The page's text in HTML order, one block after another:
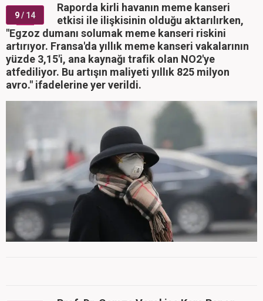
9/ 14
Raporda kirli havanın meme kanseri
etkisi ile ilişkisinin olduğu aktarılırken,
"Egzoz dumanı solumak meme kanseri riskini
artırıyor. Fransa'da yıllık meme kanseri vakalarının
yüzde 3,15'i, ana kaynağı trafik olan NO2'ye
atfediliyor. Bu artışın maliyeti yıllık 825 milyon
avro." ifadelerine yer verildi.